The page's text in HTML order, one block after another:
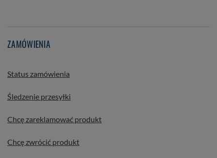
ZAMÓWIENIA
Status zamówienia
Śledzenie przesyłki
Chcę zareklamować produkt
Chcę zwrócić produkt